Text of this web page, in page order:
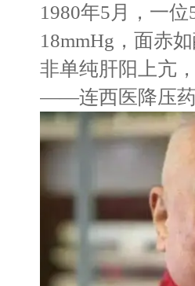
1980年5月，一
18mmHg，面赤
非单纯肝阳上亢
——连西医降压药